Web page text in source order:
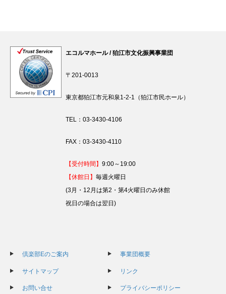
エコルマホール / 狛江市文化振興事業団
〒201-0013
東京都狛江市元和泉1-2-1（狛江市民ホール）
TEL：03-3430-4106
FAX：03-3430-4110
【受付時間】9:00～19:00
【休館日】毎週火曜日
(3月・12月は第2・第4火曜日のみ休館
祝日の場合は翌日)
倶楽部Eのご案内 事業団概要
サイトマップ リンク
お問い合せ プライバシーポリシー